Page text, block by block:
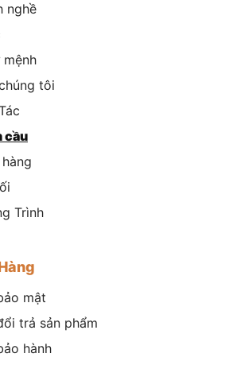
nghề
mệnh
tôi
cầu
Trình
mật
trả sản phẩm
hành